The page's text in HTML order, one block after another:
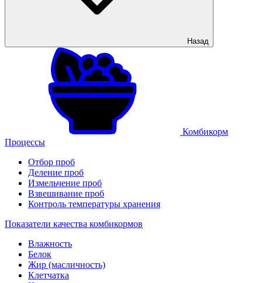
Назад
Комбикорм
Процессы
Отбор проб
Деление проб
Измельчение проб
Взвешивание проб
Контроль температуры хранения
Показатели качества комбикормов
Влажность
Белок
Жир (масличность)
Клетчатка